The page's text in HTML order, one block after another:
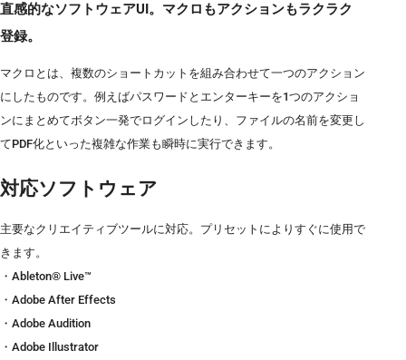
直感的なソフトウェアUI。マクロもアクションもラクラク
登録。
マクロとは、複数のショートカットを組み合わせて一つのアクション
にしたものです。例えばパスワードとエンターキーを1つのアクショ
ンにまとめてボタン一発でログインしたり、ファイルの名前を変更し
てPDF化といった複雑な作業も瞬時に実行できます。
対応ソフトウェア
主要なクリエイティブツールに対応。プリセットによりすぐに使用で
きます。
・Ableton® Live™
・Adobe After Effects
・Adobe Audition
・Adobe Illustrator